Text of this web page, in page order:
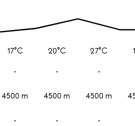
17°C
-
4500 m
-
20°C
-
4500 m
-
27°C
-
4500 m
-